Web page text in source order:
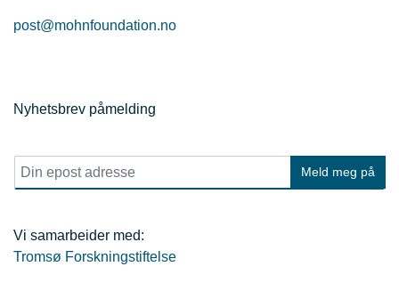
post@mohnfoundation.no
Nyhetsbrev påmelding
E
p
t
*
Meld meg på
Vi samarbeider med:
Tromsø Forskningstiftelse